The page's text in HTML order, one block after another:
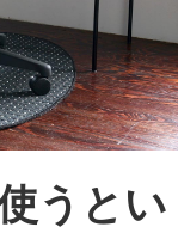
うとい